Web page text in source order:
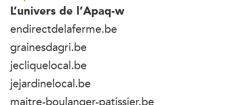
L’univers de l’Apaq-w
endirectdelaferme.be
grainesdagri.be
jecliquelocal.be
jejardinelocal.be
maitre-boulanger-patissier.be